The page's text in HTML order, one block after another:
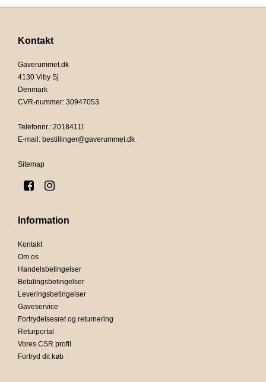
Kontakt
Gaverummet.dk
4130 Viby Sj
Denmark
CVR-nummer: 30947053
Telefonnr.: 20184111
E-mail : bestillinger@gaverummet.dk
Sitemap
Information
Kontakt
Om os
Handelsbetingelser
Betalingsbetingelser
Leveringsbetingelser
Gaveservice
Fortrydelsesret og returnering
Returportal
Vores CSR profil
Fortryd dit køb